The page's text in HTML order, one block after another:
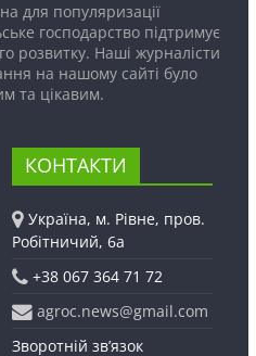
для популяризації
господарство підтримує
розвитку. Наші журналісти
на нашому сайті було
та цікавим.
КОНТАКТИ
Україна, м. Рівне, пров.
Робітничий, 6а
+38 067 364 71 72
agroc.news@gmail.com
Зворотній зв’язок